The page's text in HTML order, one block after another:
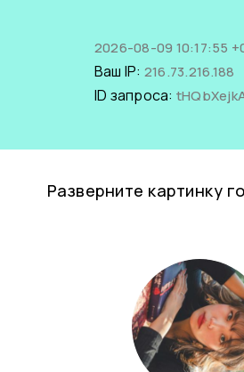
2026-08-09 10:17:55
Ваш IP: 216.73.216.188
ID запроса:
Разверните картинку